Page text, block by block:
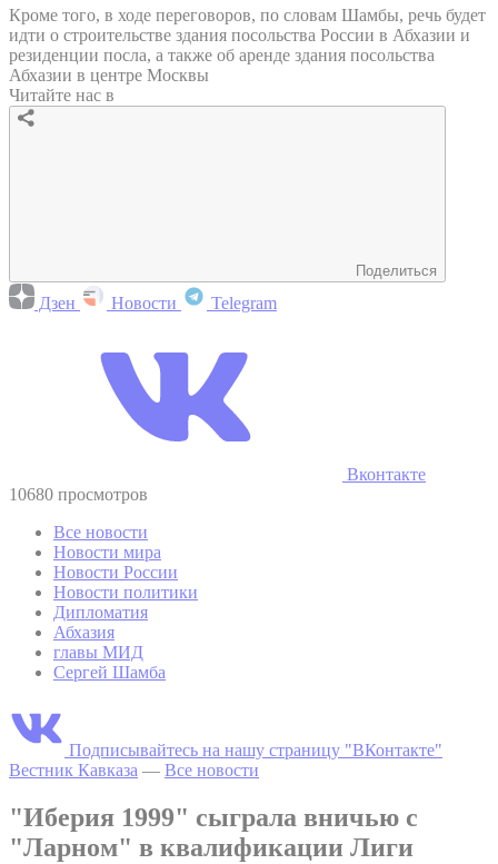
Кроме того, в ходе переговоров, по словам Шамбы, речь будет
идти о строительстве здания посольства России в Абхазии и
резиденции посла, а также об аренде здания посольства
Абхазии в центре Москвы
Читайте нас в
Поделиться
Дзен Новости Telegram
Вконтакте
10680 просмотров
Все новости
Новости мира
Новости России
Новости политики
Дипломатия
Абхазия
главы МИД
Сергей Шамба
Подписывайтесь на нашу страницу "ВКонтакте"
Вестник Кавказа — Все новости
"Иберия 1999" сыграла вничью с
"Ларном" в квалификации Лиги